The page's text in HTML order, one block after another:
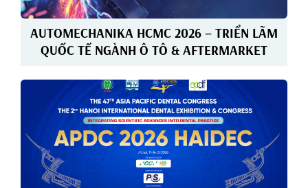
AUTOMECHANIKA HCMC 2026 – TRIỂN LÃM
QUỐC TẾ NGÀNH Ô TÔ & AFTERMARKET